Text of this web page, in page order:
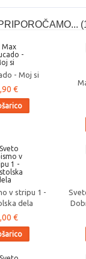
- Moj si
€
v stripu 1 -
dela
€